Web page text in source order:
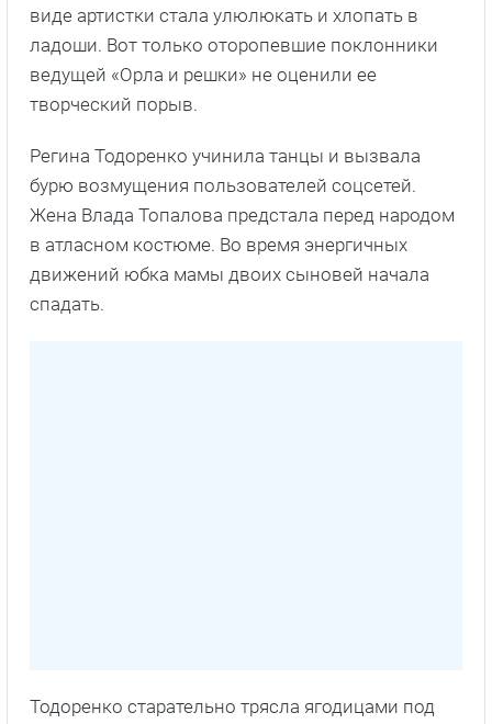
виде артистки стала улюлюкать и хлопать в
ладоши. Вот только оторопевшие поклонники
ведущей «Орла и решки» не оценили ее
творческий порыв.
Регина Тодоренко учинила танцы и вызвала
бурю возмущения пользователей соцсетей.
Жена Влада Топалова предстала перед народом
в атласном костюме. Во время энергичных
движений юбка мамы двоих сыновей начала
спадать.
Тодоренко старательно трясла ягодицами под